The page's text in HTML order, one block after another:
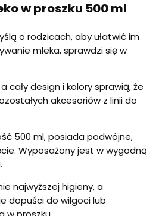
w proszku 500 ml
o rodzicach, aby ułatwić im
mleka, sprawdzi się w
cały design i kolory sprawią, że
akcesoriów z linii do
500 ml, posiada podwójne,
Wyposażony jest w wygodną
najwyższej higieny, a
dopuści do wilgoci lub